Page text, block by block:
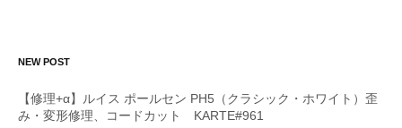
NEW POST
【修理+α】ルイス ポールセン PH5（クラシック・ホワイト）歪
み・変形修理、コードカット KARTE#961